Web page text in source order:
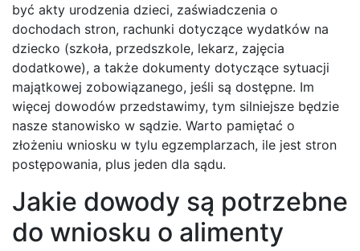
być akty urodzenia dzieci, zaświadczenia o
dochodach stron, rachunki dotyczące wydatków na
dziecko (szkoła, przedszkole, lekarz, zajęcia
dodatkowe), a także dokumenty dotyczące sytuacji
majątkowej zobowiązanego, jeśli są dostępne. Im
więcej dowodów przedstawimy, tym silniejsze będzie
nasze stanowisko w sądzie. Warto pamiętać o
złożeniu wniosku w tylu egzemplarzach, ile jest stron
postępowania, plus jeden dla sądu.
Jakie dowody są potrzebne
do wniosku o alimenty